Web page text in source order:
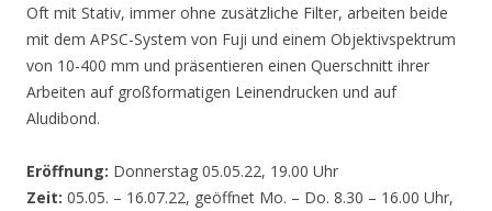
Oft mit Stativ, immer ohne zusätzliche Filter, arbeiten beide
mit dem APSC-System von Fuji und einem Objektivspektrum
von 10-400 mm und präsentieren einen Querschnitt ihrer
Arbeiten auf großformatigen Leinendrucken und auf
Aludibond.
Eröffnung: Donnerstag 05.05.22, 19.00 Uhr
Zeit: 05.05. – 16.07.22, geöffnet Mo. – Do. 8.30 – 16.00 Uhr,